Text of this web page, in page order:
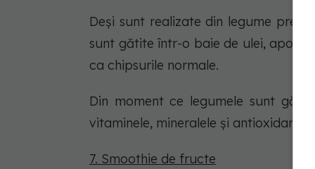
Deși sunt realizate din legume
sunt gătite într-o baie de ulei, apoi
ca chipsurile normale.
Din moment ce legumele sunt
vitaminele, mineralele și antioxidanții.
7. Smoothie de fructe